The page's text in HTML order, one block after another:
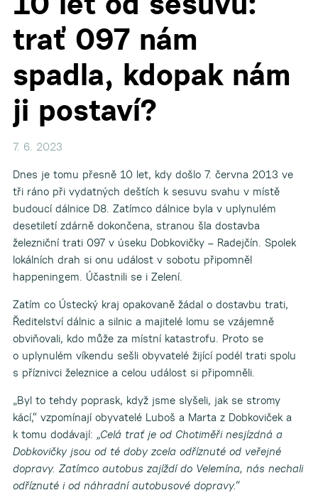
trať 097 nám
spadla, kdopak nám
ji postaví?
7. 6. 2023
Dnes je tomu přesně 10 let, kdy došlo 7. června 2013 ve
tři ráno při vydatných deštích k sesuvu svahu v místě
budoucí dálnice D8. Zatímco dálnice byla v uplynulém
desetiletí zdárně dokončena, stranou šla dostavba
železniční trati 097 v úseku Dobkovičky – Radejčín. Spolek
lokálních drah si onu událost v sobotu připomněl
happeningem. Účastnili se i Zelení.
Zatím co Ústecký kraj opakovaně žádal o dostavbu trati,
Ředitelství dálnic a silnic a majitelé lomu se vzájemně
obviňovali, kdo může za místní katastrofu. Proto se
o uplynulém víkendu sešli obyvatelé žijící podél trati spolu
s příznivci železnice a celou událost si připomněli.
„Byl to tehdy poprask, když jsme slyšeli, jak se stromy
kácí,“ vzpomínají obyvatelé Luboš a Marta z Dobkoviček a
k tomu dodávají: „Celá trať je od Chotiměři nesjízdná a
Dobkovičky jsou od té doby zcela odříznuté od veřejné
dopravy. Zatímco autobus zajíždí do Velemína, nás nechali
odříznuté i od náhradní autobusové dopravy.“